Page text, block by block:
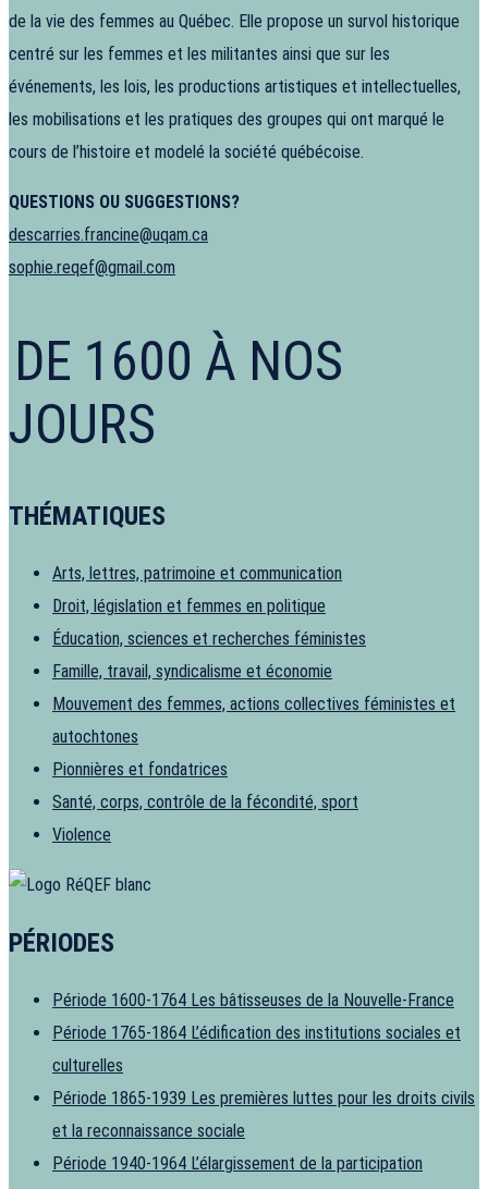
de la vie des femmes au Québec. Elle propose un survol historique
centré sur les femmes et les militantes ainsi que sur les
événements, les lois, les productions artistiques et intellectuelles,
les mobilisations et les pratiques des groupes qui ont marqué le
cours de l’histoire et modelé la société québécoise.
QUESTIONS OU SUGGESTIONS?
descarries.francine@uqam.ca
sophie.reqef@gmail.com
DE 1600 À NOS
JOURS
THÉMATIQUES
Arts, lettres, patrimoine et communication
Droit, législation et femmes en politique
Éducation, sciences et recherches féministes
Famille, travail, syndicalisme et économie
Mouvement des femmes, actions collectives féministes et
autochtones
Pionnières et fondatrices
Santé, corps, contrôle de la fécondité, sport
Violence
PÉRIODES
Période 1600-1764 Les bâtisseuses de la Nouvelle-France
Période 1765-1864 L’édification des institutions sociales et
culturelles
Période 1865-1939 Les premières luttes pour les droits civils
et la reconnaissance sociale
Période 1940-1964 L’élargissement de la participation